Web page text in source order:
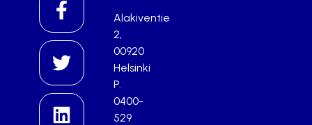
Alakiventie
2,
00920
Helsinki
P.
0400-
529